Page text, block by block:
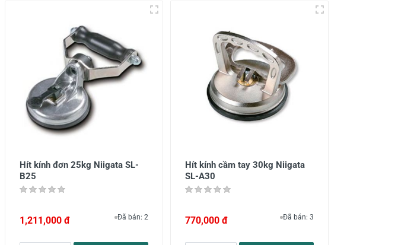
Hít kính đơn 25kg Niigata SL-
B25
1,211,000 đ Đã bán: 2
Hít kính cầm tay 30kg Niigata
SL-A30
770,000 đ Đã bán: 3